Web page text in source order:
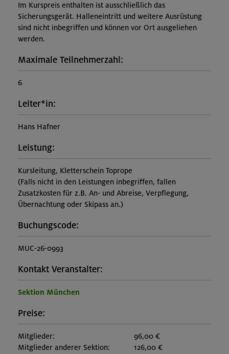
Im Kurspreis enthalten ist ausschließlich das
Sicherungsgerät. Halleneintritt und weitere Ausrüstung
sind nicht inbegriffen und können vor Ort ausgeliehen
werden.
Maximale Teilnehmerzahl:
6
Leiter*in:
Hans Hafner
Leistung:
Kursleitung, Kletterschein Toprope
(Falls nicht in den Leistungen inbegriffen, fallen
Zusatzkosten für z.B. An- und Abreise, Verpflegung,
Übernachtung oder Skipass an.)
Buchungscode:
MUC-26-0993
Kontakt Veranstalter:
Sektion München
Preise:
Mitglieder:
96,00 €
Mitglieder anderer Sektion:
126,00 €